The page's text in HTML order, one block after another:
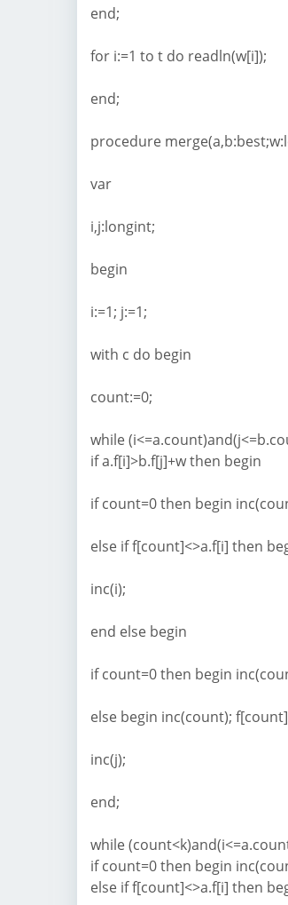
end;
for i:=1 to t do readln(w[i]);
end;
procedure
var
i,j:longint;
begin
i:=1; j:=1;
with c do begin
count:=0;
while
if a.f[i]>b.f[j]+w then begin
if count=0 then begin
else if f[count]<>a.f[i] then
inc(i);
end else begin
if count=0 then begin
else begin inc(count);
inc(j);
end;
while
if count=0 then begin
else if f[count]<>a.f[i] then